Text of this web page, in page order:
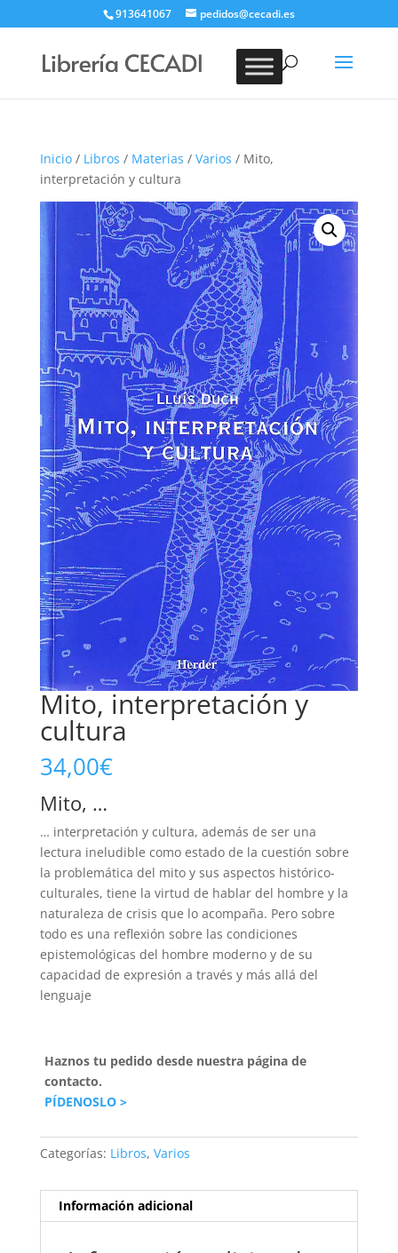
913641067 pedidos@cecadi.es
BUSCAR
Inicio/ Libros / Materias / Varios / Mito,
interpretación y cultura
Mito, interpretación y
cultura
34,00€
Mito, …
… interpretación y cultura, además de ser una
lectura ineludible como estado de la cuestión sobre
la problemática del mito y sus aspectos histórico-
culturales, tiene la virtud de hablar del hombre y la
naturaleza de crisis que lo acompaña. Pero sobre
todo es una reflexión sobre las condiciones
epistemológicas del hombre moderno y de su
capacidad de expresión a través y más allá del
lenguaje
Haznos tu pedido desde nuestra página de
contacto.
PÍDENOSLO >
Categorías: Libros, Varios
Información adicional